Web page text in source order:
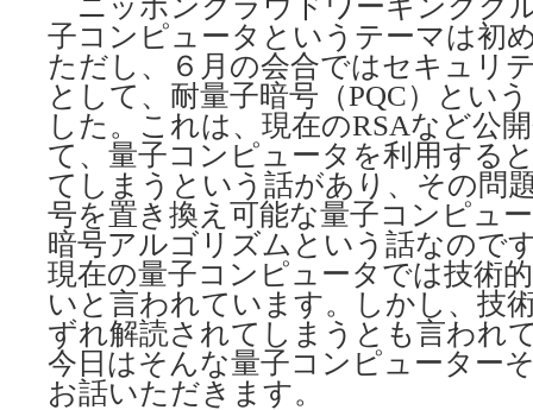
子コンピュータというテーマは初
ただし、６月の会合ではセキュリ
として、耐量子暗号（PQC）とい
した。これは、現在のRSAなど公
て、量子コンピュータを利用する
てしまうという話があり、その問
号を置き換え可能な量子コンピュ
暗号アルゴリズムという話なので
現在の量子コンピュータでは技術
いと言われています。しかし、技
ずれ解読されてしまうとも言われ
今日はそんな量子コンピューター
お話いただきます。